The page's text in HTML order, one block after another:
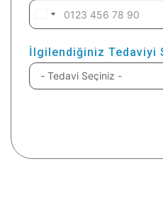
İlgilendiğiniz Tedaviyi